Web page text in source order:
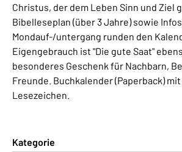
Christus, der dem Leben Sinn und Ziel
Bibelleseplan (über 3 Jahre) sowie
Mondauf-/untergang runden den
Eigengebrauch ist "Die gute Saat"
besonderes Geschenk für Nachbarn,
Freunde. Buchkalender (Paperback)
Lesezeichen.
Kategorie